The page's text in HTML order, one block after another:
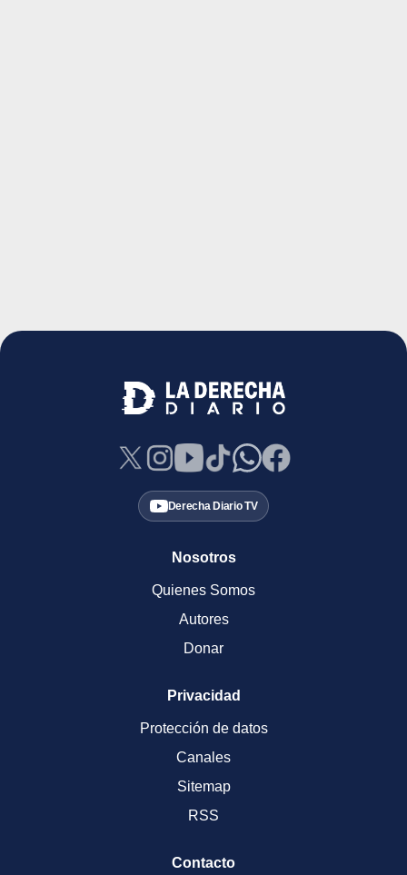
Derecha Diario TV
Nosotros
Quienes Somos
Autores
Donar
Privacidad
Protección de datos
Canales
Sitemap
RSS
Contacto